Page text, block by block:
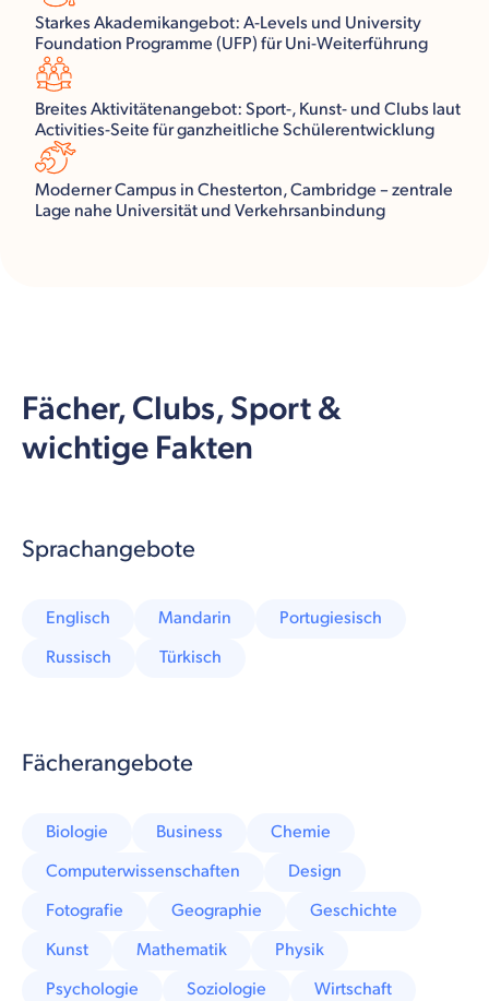
Starkes Akademikangebot: A-Levels und University
Foundation Programme (UFP) für Uni-Weiterführung
Breites Aktivitätenangebot: Sport-, Kunst- und Clubs laut
Activities-Seite für ganzheitliche Schülerentwicklung
Moderner Campus in Chesterton, Cambridge – zentrale
Lage nahe Universität und Verkehrsanbindung
Fächer, Clubs, Sport &
wichtige Fakten
Sprachangebote
Englisch Mandarin
Portugiesisch
Russisch
Türkisch
Fächerangebote
Biologie Business
Chemie
Computerwissenschaften
Design
Fotografie
Geographie
Geschichte
Kunst
Mathematik
Physik
Psychologie
Soziologie Wirtschaft